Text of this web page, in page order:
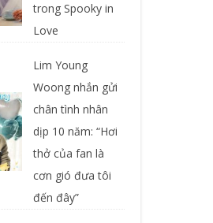
trong Spooky in
Love
Lim Young
Woong nhắn gửi
chân tình nhân
dịp 10 năm: “Hơi
thở của fan là
cơn gió đưa tôi
đến đây”